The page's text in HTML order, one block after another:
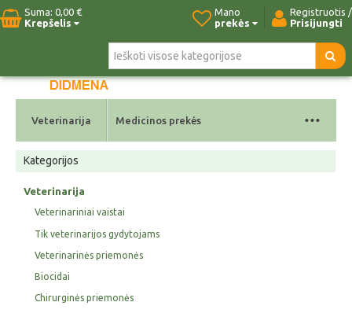
Suma: 0,00 €
Krepšelis
Registruotis /
Prisijungti
Mano
prekės
Pradžia Naujos prekės Kontaktai
Veterinarija Medicinos prekės ...
Kategorijos
Veterinarija
Veterinariniai vaistai
Tik veterinarijos gydytojams
Veterinarinės priemonės
Biocidai
Chirurginės priemonės